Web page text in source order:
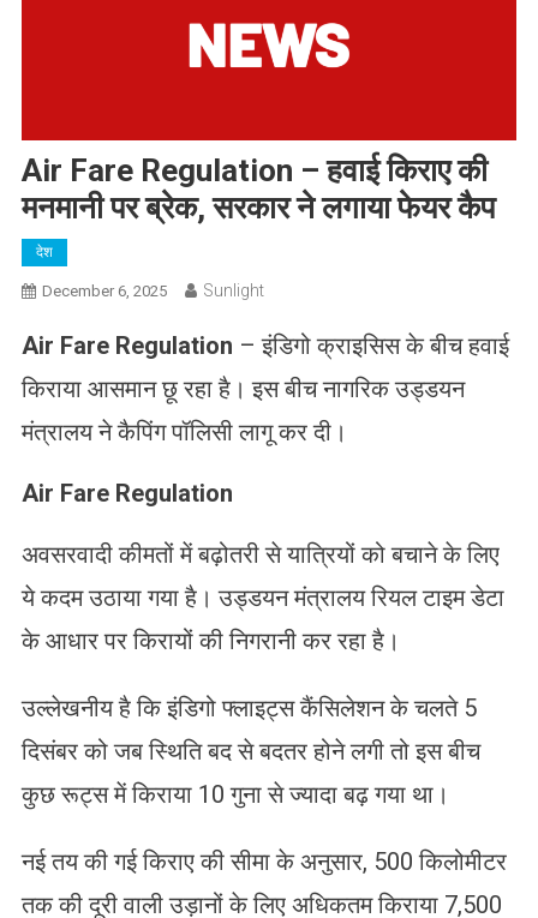
Air Fare Regulation – हवाई किराए की
मनमानी पर ब्रेक, सरकार ने लगाया फेयर कैप
देश
December 6, 2025 Sunlight
Air Fare Regulation – इंडिगो क्राइसिस के बीच हवाई
किराया आसमान छू रहा है। इस बीच नागरिक उड्डयन
मंत्रालय ने कैपिंग पॉलिसी लागू कर दी।
Air Fare Regulation
अवसरवादी कीमतों में बढ़ोतरी से यात्रियों को बचाने के लिए
ये कदम उठाया गया है। उड्डयन मंत्रालय रियल टाइम डेटा
के आधार पर किरायों की निगरानी कर रहा है।
उल्लेखनीय है कि इंडिगो फ्लाइट्स कैंसिलेशन के चलते 5
दिसंबर को जब स्थिति बद से बदतर होने लगी तो इस बीच
कुछ रूट्स में किराया 10 गुना से ज्‍यादा बढ़ गया था।
नई तय की गई किराए की सीमा के अनुसार, 500 किलोमीटर
तक की दूरी वाली उड़ानों के लिए अधिकतम किराया 7,500